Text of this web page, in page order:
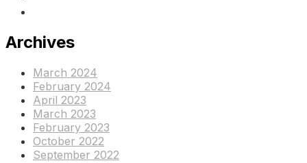
Archives
March 2024
February 2024
April 2023
March 2023
February 2023
October 2022
September 2022